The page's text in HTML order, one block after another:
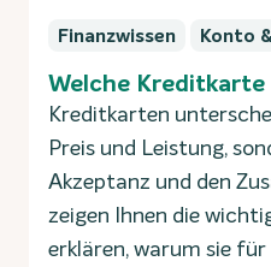
Finanzwissen Konto
Welche
Kreditkarten
Preis und Leistung,
Akzeptanz und den
zeigen Ihnen die
erklären, warum sie für